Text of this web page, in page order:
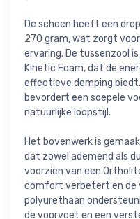
De schoen heeft een
270 gram, wat zorgt
ervaring. De tussenzool
Kinetic Foam, dat de
effectieve demping
bevordert een soepele
natuurlijke loopstijl.
Het bovenwerk is
dat zowel ademend als
voorzien van een
comfort verbetert en de
polyurethaan
de voorvoet en een